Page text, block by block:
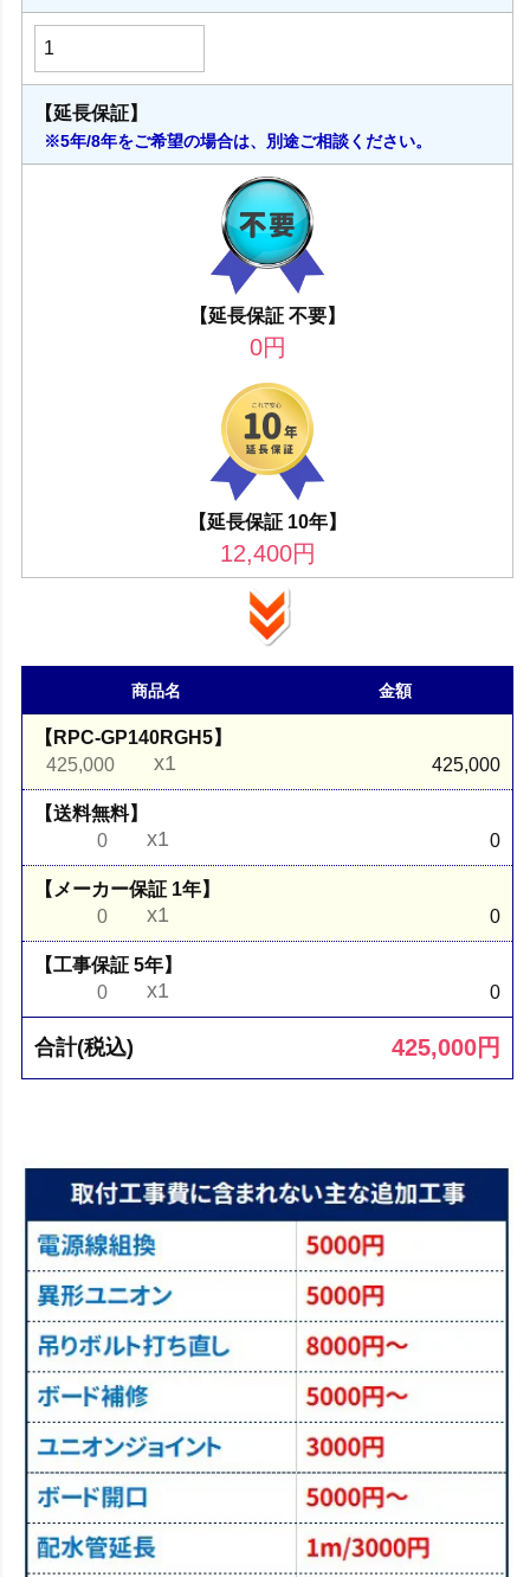
【延長保証】
※5年/8年をご希望の場合は、別途ご相談ください。
【延長保証 不要】
0円
【延長保証 10年】
12,400円
商品名 金額
【RPC-GP140RGH5】
425,000
x1 425,000
【送料無料】
0
x1 0
【メーカー保証 1年】
0
x1 0
【工事保証 5年】
0
x1 0
合計(税込) 425,000円